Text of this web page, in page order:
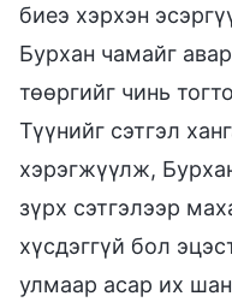
биеэ хэрхэн
Бурхан чамайг
төөргийг чинь
Түүнийг сэтгэл
хэрэгжүүлж,
зүрх сэтгэлээр
хүсдэггүй бол
улмаар асар их